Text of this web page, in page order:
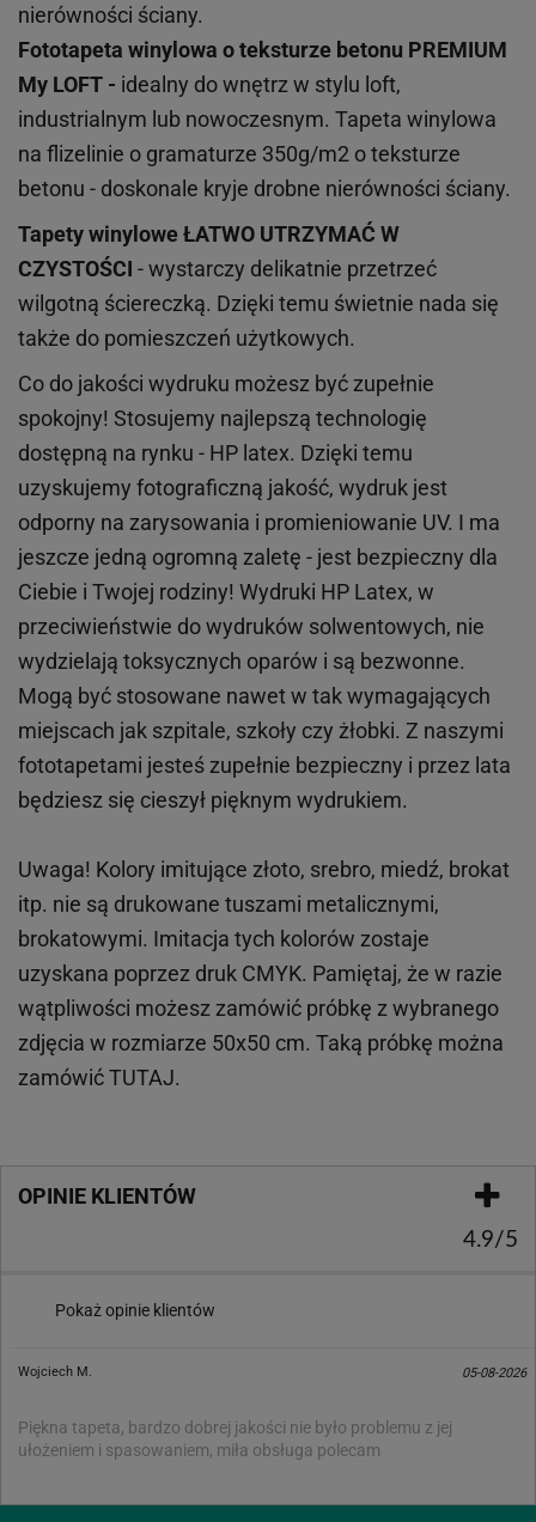
nierówności ściany.
Fototapeta winylowa oteksturze betonu PREMIUM
My LOFT - idealny do wnętrz w stylu loft,
industrialnym lub nowoczesnym. Tapeta winylowa
na flizelinie o gramaturze 350g/m2 o teksturze
betonu - doskonale kryje drobne nierówności ściany.
Tapety winyloweŁATWO UTRZYMAĆ W
CZYSTOŚCI - wystarczy delikatnie przetrzeć
wilgotną ściereczką. Dzięki temu świetnie nada się
także do pomieszczeń użytkowych.
Co do jakości wydruku możesz być zupełnie
spokojny! Stosujemy najlepszą technologię
dostępną na rynku - HP latex. Dzięki temu
uzyskujemy fotograficzną jakość, wydruk jest
odporny na zarysowania i promieniowanie UV. I ma
jeszcze jedną ogromną zaletę - jest bezpieczny dla
Ciebie i Twojej rodziny! Wydruki HP Latex, w
przeciwieństwie do wydruków solwentowych, nie
wydzielają toksycznych oparów i są bezwonne.
Mogą być stosowane nawet w tak wymagających
miejscach jak szpitale, szkoły czy żłobki. Z naszymi
fototapetami jesteś zupełnie bezpieczny i przez lata
będziesz się cieszył pięknym wydrukiem.
Uwaga! Kolory imitujące złoto, srebro, miedź, brokat
itp. nie są drukowane tuszami metalicznymi,
brokatowymi. Imitacja tych kolorów zostaje
uzyskana poprzez druk CMYK. Pamiętaj, że w razie
wątpliwości możesz zamówić próbkę z wybranego
zdjęcia w rozmiarze 50x50 cm. Taką próbkę można
zamówićTUTAJ.
OPINIE KLIENTÓW
4.9/5
Pokaż opinie klientów
Wojciech M. 05-08-2026
Piękna tapeta, bardzo dobrej jakości nie było problemu z jej
ułożeniem i spasowaniem, miła obsługa polecam